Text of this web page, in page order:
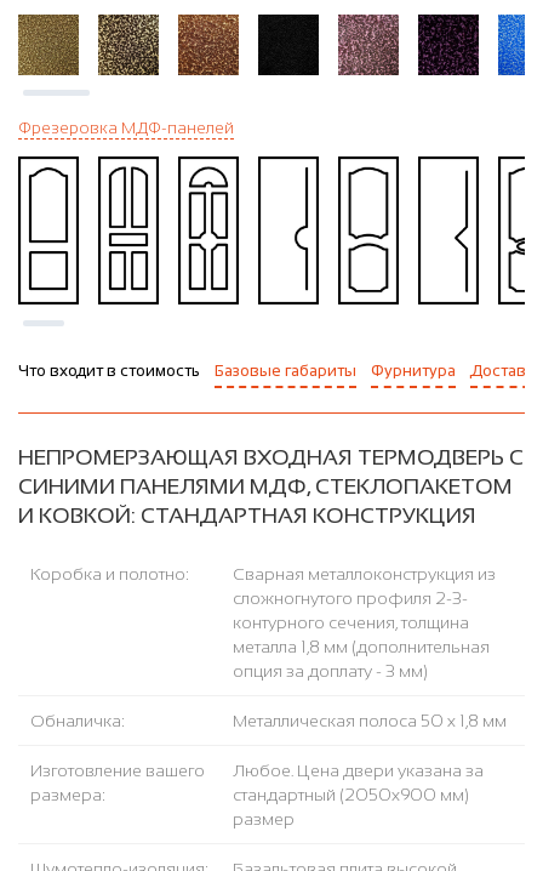
Фрезеровка МДФ-панелей
Что входит в стоимость Базовые габариты Фурнитура Доставка
НЕПРОМЕРЗАЮЩАЯ ВХОДНАЯ ТЕРМОДВЕРЬ С
СИНИМИ ПАНЕЛЯМИ МДФ, СТЕКЛОПАКЕТОМ
И КОВКОЙ: СТАНДАРТНАЯ КОНСТРУКЦИЯ
Коробка и полотно:
Сварная металлоконструкция из
сложногнутого профиля 2-3-
контурного сечения, толщина
металла 1,8 мм (дополнительная
опция за доплату - 3 мм)
Обналичка: Металлическая полоса 50 х 1,8 мм
Изготовление вашего
размера:
Любое. Цена двери указана за
стандартный (2050x900 мм)
размер